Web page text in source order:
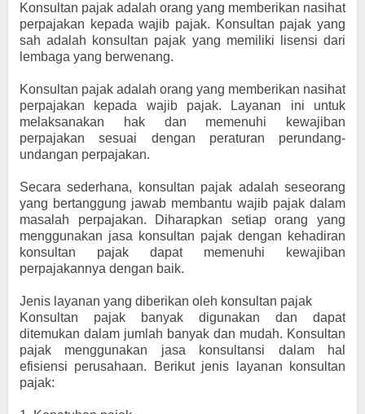
Konsultan pajak adalah orang yang memberikan nasihat
perpajakan kepada wajib pajak. Konsultan pajak yang
sah adalah konsultan pajak yang memiliki lisensi dari
lembaga yang berwenang.
Konsultan pajak adalah orang yang memberikan nasihat
perpajakan kepada wajib pajak. Layanan ini untuk
melaksanakan hak dan memenuhi kewajiban
perpajakan sesuai dengan peraturan perundang-
undangan perpajakan.
Secara sederhana, konsultan pajak adalah seseorang
yang bertanggung jawab membantu wajib pajak dalam
masalah perpajakan. Diharapkan setiap orang yang
menggunakan jasa konsultan pajak dengan kehadiran
konsultan pajak dapat memenuhi kewajiban
perpajakannya dengan baik.
Jenis layanan yang diberikan oleh konsultan pajak
Konsultan pajak banyak digunakan dan dapat
ditemukan dalam jumlah banyak dan mudah. Konsultan
pajak menggunakan jasa konsultansi dalam hal
efisiensi perusahaan. Berikut jenis layanan konsultan
pajak: